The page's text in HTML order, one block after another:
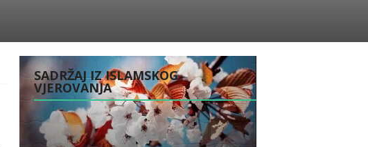
SADRŽAJ IZ ISLAMSKOG
VJEROVANJA